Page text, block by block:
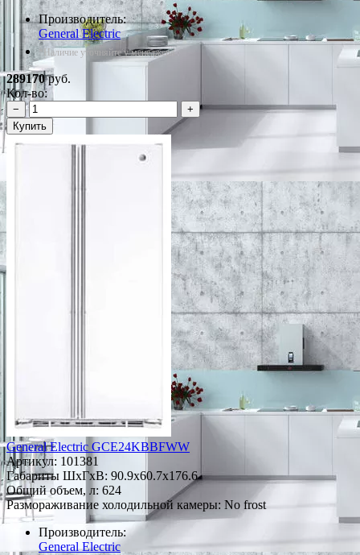
Производитель:
General Electric
*Наличие уточняйте у менеджера
289170руб.
Кол-во:
−
+
Купить
General Electric GCE24KBBFWW
Артикул: 101381
Габариты ШxГxВ: 90.9x60.7x176.6
Общий объем, л: 624
Размораживание холодильной камеры: No frost
Производитель:
General Electric